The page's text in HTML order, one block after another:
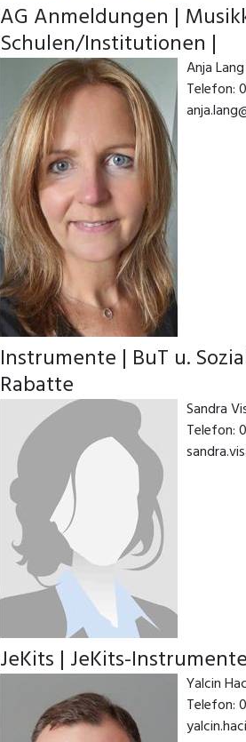
AG Anmeldungen |
Schulen/Institutionen |
Anja
Telefon:
Instrumente | BuT u.
Rabatte
Sandra
Telefon:
JeKits | JeKits-Instrumente
Yalcin
Telefon: